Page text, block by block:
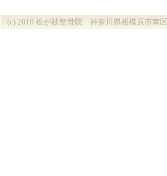
(c) 2010 松が枝整骨院 神奈川県相模原市南区